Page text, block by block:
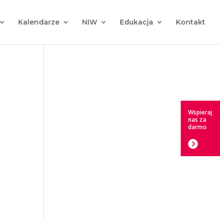
Kalendarze NIW Edukacja Kontakt
Wspieraj
nas za
darmo